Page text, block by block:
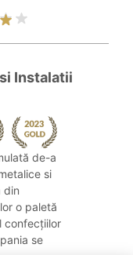
Instalatii
de-a
si
din
o paletă
confecțiilor
se